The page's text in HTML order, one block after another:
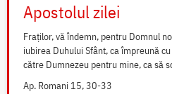
Apostolul zilei
Fraților, vă îndemn, pentru Domnul
iubirea Duhului Sfânt, ca împreună
către Dumnezeu pentru mine, ca să
Ap. Romani 15, 30-33